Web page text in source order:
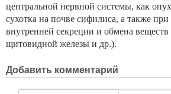
центральной нервной системы, как
сухотка на почве сифилиса, а также при
внутренней секреции и обмена веществ
щитовидной железы и др.).
Добавить комментарий